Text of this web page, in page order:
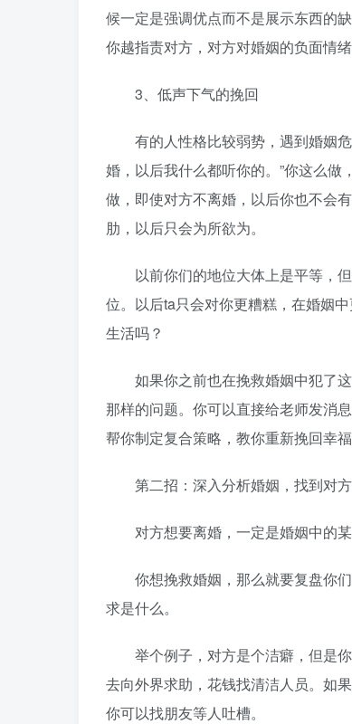
候一定是强调优点而不是展示东西的
你越指责对方，对方对婚姻的负面情
3、低声下气的挽回
有的人性格比较弱势，遇到婚姻危
婚，以后我什么都听你的。”你这么
做，即使对方不离婚，以后你也不会
肋，以后只会为所欲为。
以前你们的地位大体上是平等，但
位。以后ta只会对你更糟糕，在婚姻
生活吗？
如果你之前也在挽救婚姻中犯了这
那样的问题。你可以直接给老师发消
帮你制定复合策略，教你重新挽回幸福
第二招：深入分析婚姻，找到对方
对方想要离婚，一定是婚姻中的某
你想挽救婚姻，那么就要复盘你们
求是什么。
举个例子，对方是个洁癖，但是你
去向外界求助，花钱找清洁人员。如
你可以找朋友等人吐槽。